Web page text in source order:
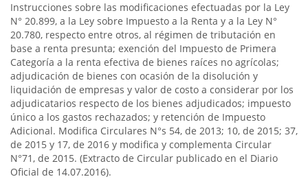
Instrucciones sobre las modificaciones efectuadas por la Ley
N° 20.899, a la Ley sobre Impuesto a la Renta y a la Ley N°
20.780, respecto entre otros, al régimen de tributación en
base a renta presunta; exención del Impuesto de Primera
Categoría a la renta efectiva de bienes raíces no agrícolas;
adjudicación de bienes con ocasión de la disolución y
liquidación de empresas y valor de costo a considerar por los
adjudicatarios respecto de los bienes adjudicados; impuesto
único a los gastos rechazados; y retención de Impuesto
Adicional. Modifica Circulares N°s 54, de 2013; 10, de 2015; 37,
de 2015 y 17, de 2016 y modifica y complementa Circular
N°71, de 2015. (Extracto de Circular publicado en el Diario
Oficial de 14.07.2016).